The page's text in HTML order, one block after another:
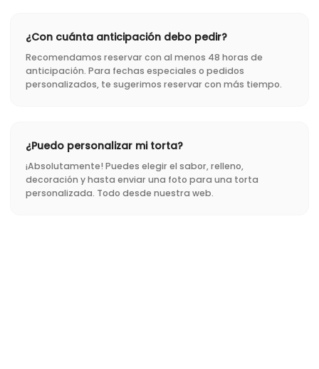
¿Con cuánta anticipación debo pedir?
Recomendamos reservar con al menos 48 horas de
anticipación. Para fechas especiales o pedidos
personalizados, te sugerimos reservar con más tiempo.
¿Puedo personalizar mi torta?
¡Absolutamente! Puedes elegir el sabor, relleno,
decoración y hasta enviar una foto para una torta
personalizada. Todo desde nuestra web.